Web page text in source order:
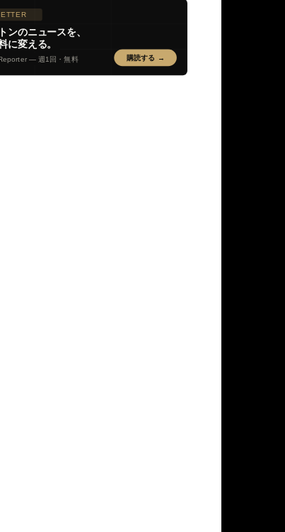
ンのニュースを、
に変える。
— 週1回・無料 購読する →